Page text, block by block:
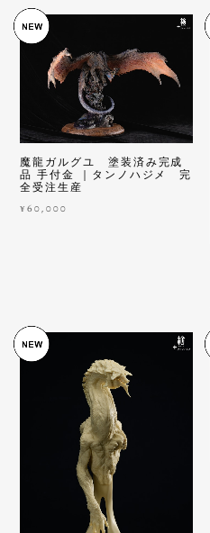
魔龍ガルグユ 塗装済み完成
品 手付金 ｜タンノハジメ 完
全受注生産
¥60,000